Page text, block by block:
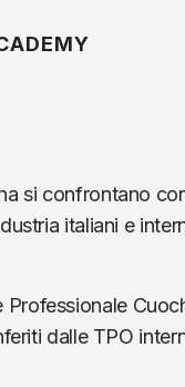
si confrontano
italiani e
dalle TPO